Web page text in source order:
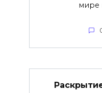
мире